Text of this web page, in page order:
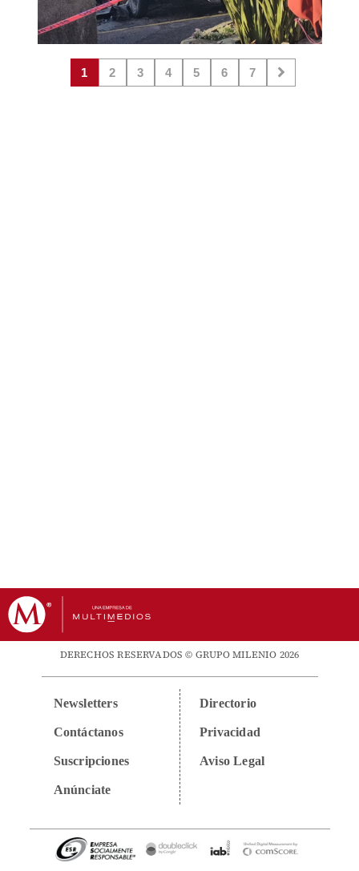
1 2 3 4 5 6 7
DERECHOS RESERVADOS © GRUPO MILENIO 2026
Newsletters
Contáctanos
Suscripciones
Anúnciate
Directorio
Privacidad
Aviso Legal